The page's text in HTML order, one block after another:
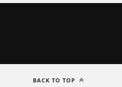
BACK TO TOP